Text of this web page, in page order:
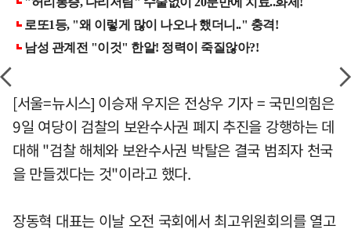
[서울=뉴시스] 이승재 우지은 전상우 기자 = 국민의힘은
9일 여당이 검찰의 보완수사권 폐지 추진을 강행하는 데
대해 "검찰 해체와 보완수사권 박탈은 결국 범죄자 천국
을 만들겠다는 것"이라고 했다.
장동혁 대표는 이날 오전 국회에서 최고위원회의를 열고